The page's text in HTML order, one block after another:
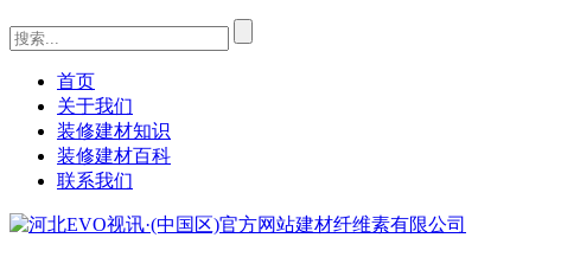
首页
关于我们
装修建材知识
装修建材百科
联系我们